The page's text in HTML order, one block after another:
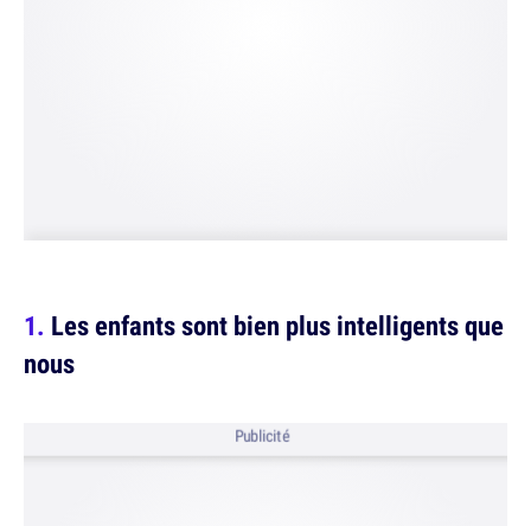
Les enfants sont bien plus intelligents que
nous
Publicité